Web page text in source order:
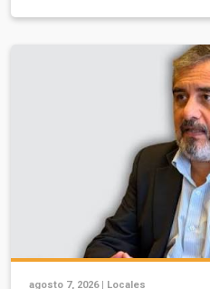
agosto 7, 2026 | Locales